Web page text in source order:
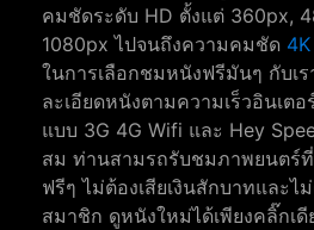
คมชัดระดับ HD ตั้งแต่ 360px,
1080px ไปจนถึงความคมชัด 4K
ในการเลือกชมหนังฟรีมันๆ กับเ
ละเอียดหนังตามความเร็วอินเต
แบบ 3G 4G Wifi และ Hey
สม ท่านสามรถรับชมภาพยนตร์
ฟรีๆ ไม่ต้องเสียเงินสักบาทและไ
สมาชิก ดูหนังใหม่ได้เพียงคลิ๊กเ